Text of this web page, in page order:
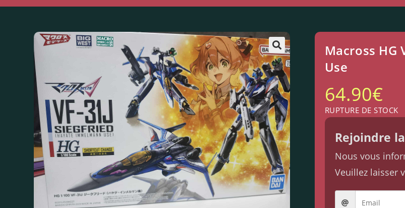
Macross HG
Use
64.90€
RUPTURE DE STOCK
Rejoindre
Nous vous
Veuillez laisser